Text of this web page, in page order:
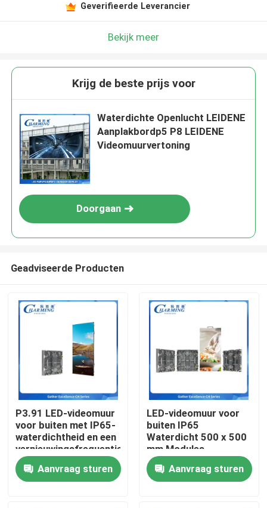
Thuis
Producten
Geverifieerde Leverancier
Bekijk meer
Krijg de beste prijs voor
Waterdichte Openlucht LEIDENE
Aanplakbordp5 P8 LEIDENE
Videomuurvertoning
Doorgaan
Geadviseerde Producten
P3.91 LED-videomuur
voor buiten met IP65-
waterdichtheid en een
vernieuwingsfrequentie
van 7680 Hz voor
levendige
reclamedisplays
Aanvraag sturen
LED-videomuur voor
buiten IP65
Waterdicht 500 x 500
mm Modules
Lichtgewicht 7,9 kg
Onderhoud aan de
achterkant Ideaal voor
Aanvraag sturen